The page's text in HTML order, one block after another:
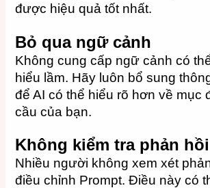
được hiệu quả tốt nhất.
Bỏ qua ngữ cảnh
Không cung cấp ngữ cảnh có
hiểu lầm. Hãy luôn bổ sung
để AI có thể hiểu rõ hơn về mục
cầu của bạn.
Không kiểm tra phản hồi
Nhiều người không xem xét
điều chỉnh Prompt. Điều này có